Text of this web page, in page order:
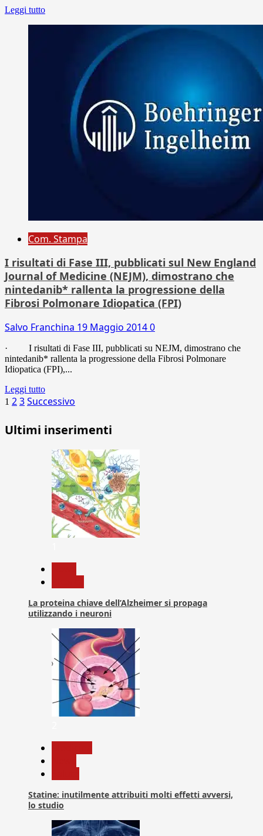
Leggi tutto
Com. Stampa
I risultati di Fase III, pubblicati sul New England
Journal of Medicine (NEJM), dimostrano che
nintedanib* rallenta la progressione della
Fibrosi Polmonare Idiopatica (FPI)
Salvo Franchina 19 Maggio 20140
· I risultati di Fase III, pubblicati su NEJM, dimostrano che
nintedanib* rallenta la progressione della Fibrosi Polmonare
Idiopatica (FPI),...
Leggi tutto
Paginazione
degli
articoli
1 23Successivo
Ultimi inserimenti
La proteina chiave dell’Alzheimer si propaga
utilizzando i neuroni
Statine: inutilmente attribuiti molti effetti avversi,
lo studio